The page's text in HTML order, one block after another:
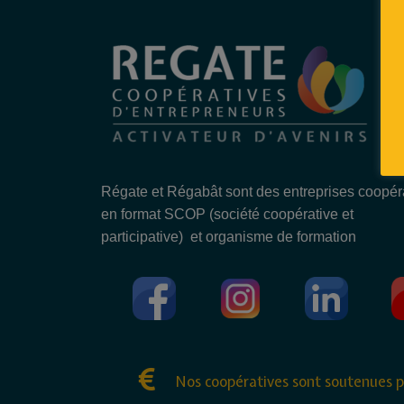
Régate et Régabât sont des entreprises
en format SCOP (société coopérative et
participative) et organisme de formation
Nos coopératives sont soutenues